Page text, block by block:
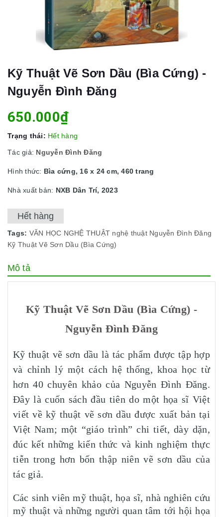
Kỹ Thuật Vẽ Sơn Dầu (Bìa Cứng) -
Nguyễn Đình Đăng
650.000₫
Trạng thái: Hết hàng
Tác giả: Nguyễn Đình Đăng
Hình thức: Bìa cứng, 16 x 24 cm, 460 trang
Nhà xuất bản: NXB Dân Trí, 2023
Hết hàng
Tags: VĂN HỌC NGHỆ THUẬT nghệ thuật Nguyễn Đình Đăng
Kỹ Thuật Vẽ Sơn Dầu (Bìa Cứng)
Mô tả
Kỹ Thuật Vẽ Sơn Dầu (Bìa Cứng) -
Nguyễn Đình Đăng
Kỹ thuật vẽ sơn dầu là tác phẩm được tập hợp
và chỉnh lý một cách hệ thống, khoa học từ
hơn 40 chuyên khảo của Nguyễn Đình Đăng.
Đây là cuốn sách đầu tiên do một họa sĩ Việt
viết về kỹ thuật vẽ sơn dầu được xuất bản tại
Việt Nam; một “giáo trình” chi tiết, dày dặn,
đúc kết những kiến thức và kinh nghiệm thực
tiễn trong hơn bốn thập niên vẽ sơn dầu của
tác giả.
Các sinh viên mỹ thuật, họa sĩ, nhà nghiên cứu
mỹ thuật và những người quan tâm tới hội họa